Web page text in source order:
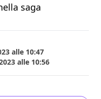
saga
alle 10:47
alle 10:56